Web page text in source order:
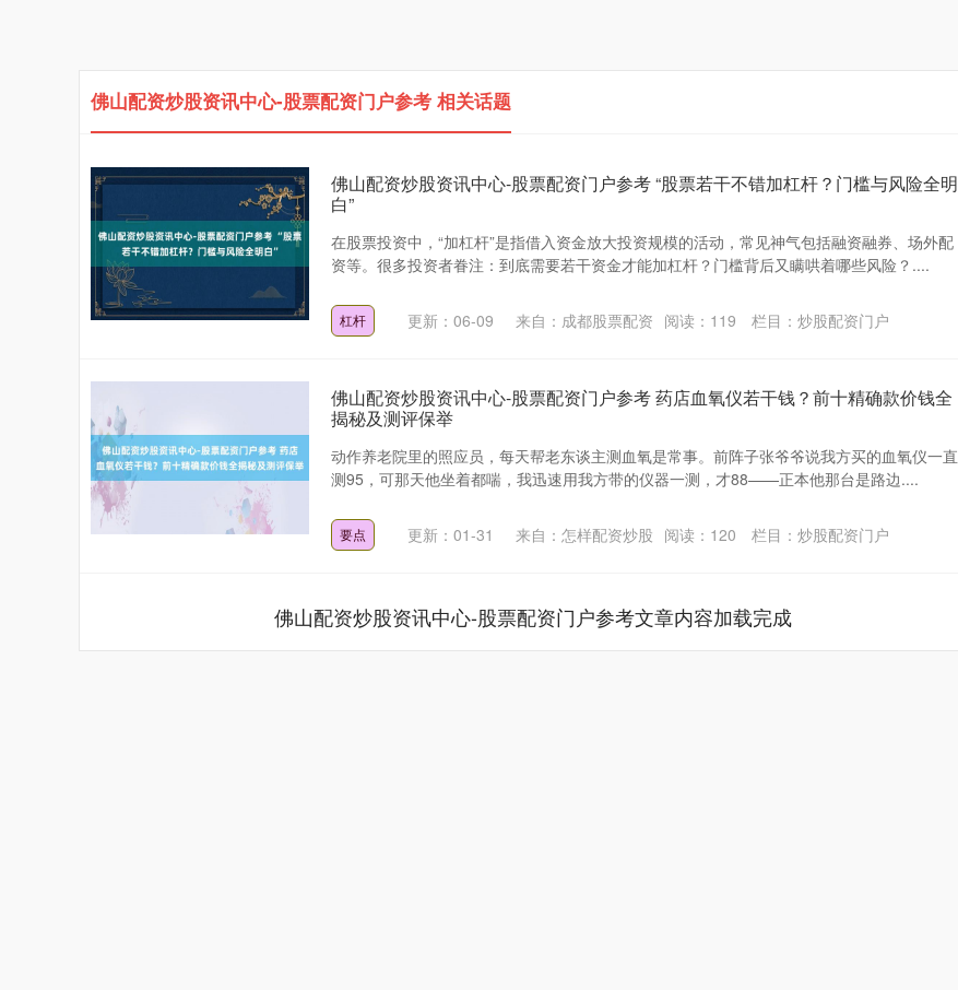
佛山配资炒股资讯中心-股票配资门户参考 相关话题
佛山配资炒股资讯中心-股票配资门户参考 “股票若干不错加杠杆？门槛与风险全明
白”
在股票投资中，“加杠杆”是指借入资金放大投资规模的活动，常见神气包括融资融券、场外配
资等。很多投资者眷注：到底需要若干资金才能加杠杆？门槛背后又瞒哄着哪些风险？....
杠杆 更新：06-09 来自：成都股票配资 阅读： 119 栏目： 炒股配资门户
佛山配资炒股资讯中心-股票配资门户参考 药店血氧仪若干钱？前十精确款价钱全
揭秘及测评保举
动作养老院里的照应员，每天帮老东谈主测血氧是常事。前阵子张爷爷说我方买的血氧仪一直
测95，可那天他坐着都喘，我迅速用我方带的仪器一测，才88——正本他那台是路边....
要点 更新：01-31 来自：怎样配资炒股 阅读： 120 栏目： 炒股配资门户
佛山配资炒股资讯中心-股票配资门户参考文章内容加载完成